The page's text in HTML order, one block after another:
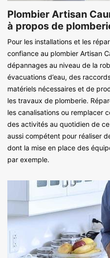
Plombier Artisan
à propos de
Pour les installations et les
confiance au plombier Artisan
dépannages au niveau de la
évacuations d’eau, des
matériels nécessaires et de
les travaux de plomberie.
les canalisations ou remplacer
des activités au quotidien de
aussi compétent pour réaliser
dont la mise en place des
par exemple.